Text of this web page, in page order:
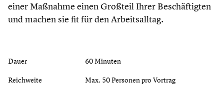
einer Maßnahme einen Großteil Ihrer Beschäftigten
und machen sie fit für den Arbeitsalltag.
Dauer
60 Minuten
Reichweite
Max. 50 Personen pro Vortrag